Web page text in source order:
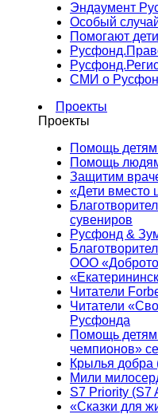
Эндаумент
Особый
Помогают дети
СМИ о
Проекты
Проекты
Помощь
Помощь
Защитим
«Дети вместо
сувениров
Русфонд &
ООО
Читатели
Читатели
Русфонда
Помощь детям
чемпионов»
Крылья добра
Мили
S7 Priority (S7
«Сказки для